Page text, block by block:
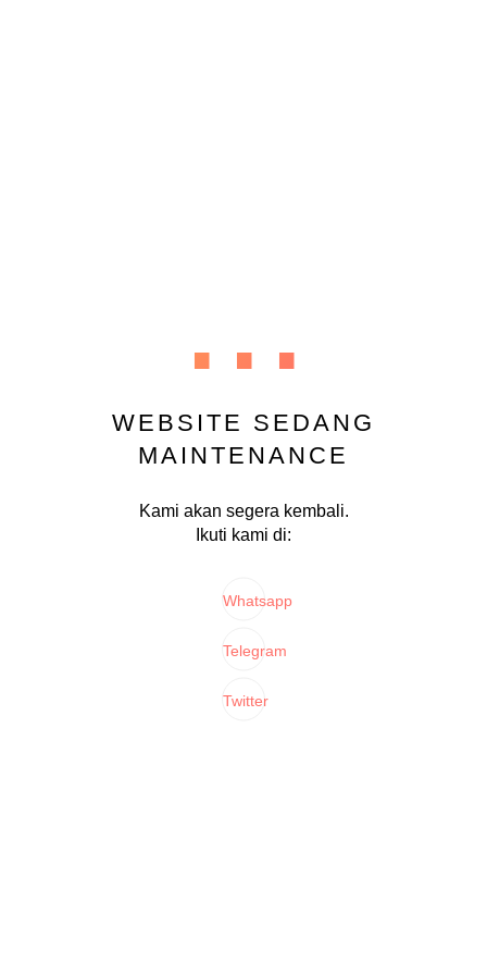
...
WEBSITE SEDANG
MAINTENANCE
Kami akan segera kembali.
Ikuti kami di:
Whatsapp
Telegram
Twitter